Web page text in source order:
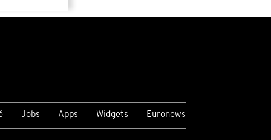
Jobs Apps Widgets Euronews